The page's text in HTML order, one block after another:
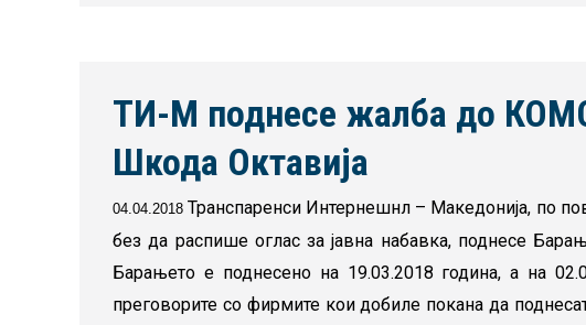
ТИ-М поднесе жалба до
Шкода Октавија
04.04.2018 Транспаренси Интернешнл – Македонија, по
без да распише оглас за јавна набавка, поднесе
Барањето е поднесено на 19.03.2018 година, а на
преговорите со фирмите кои добиле покана да